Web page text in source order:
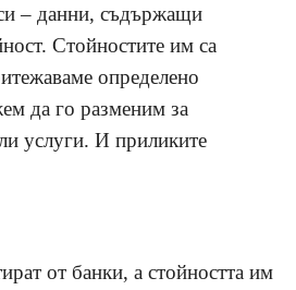
– данни, съдържащи
Стойностите им са
определено
да го разменим за
услуги. И приликите
от банки, а стойността им